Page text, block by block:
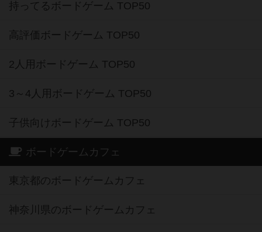
持ってるボードゲーム TOP50
高評価ボードゲーム TOP50
2人用ボードゲーム TOP50
3～4人用ボードゲーム TOP50
子供向けボードゲーム TOP50
ボードゲームカフェ
東京都のボードゲームカフェ
神奈川県のボードゲームカフェ